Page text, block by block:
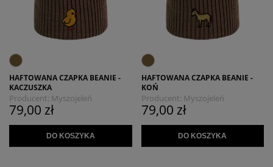
HAFTOWANA CZAPKA BEANIE -
KACZUSZKA
Producent: Myszojeleń
79,00 zł
DO KOSZYKA
HAFTOWANA CZAPKA BEANIE -
KOŃ
Producent: Myszojeleń
79,00 zł
DO KOSZYKA